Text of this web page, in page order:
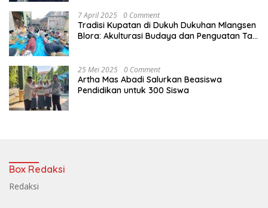
7 April 2025 0 Comment
Tradisi Kupatan di Dukuh Dukuhan Mlangsen
Blora: Akulturasi Budaya dan Penguatan Tali
25 Mei 2025 0 Comment
Artha Mas Abadi Salurkan Beasiswa
Pendidikan untuk 300 Siswa
Box Redaksi
Redaksi